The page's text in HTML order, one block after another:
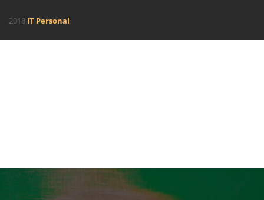
2018 IT Personal